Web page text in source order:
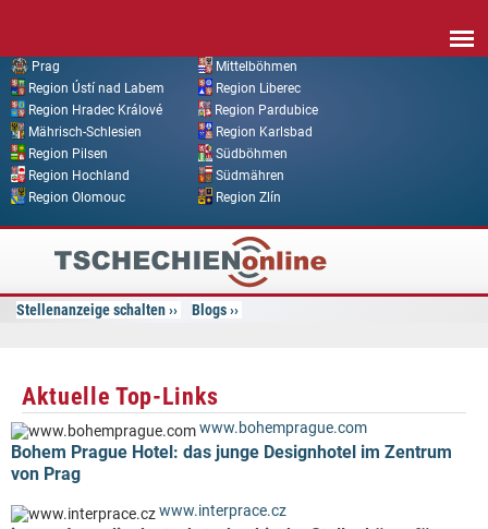
Prag
Mittelböhmen
Region Ústí nad Labem
Region Liberec
Region Hradec Králové
Region Pardubice
Mährisch-Schlesien
Region Karlsbad
Region Pilsen
Südböhmen
Region Hochland
Südmähren
Region Olomouc
Region Zlín
Tschechien
Online
Stellenanzeige schalten Blogs
Aktuelle Top-Links
www.bohemprague.com
Bohem Prague Hotel: das junge Designhotel im Zentrum
von Prag
www.interprace.cz